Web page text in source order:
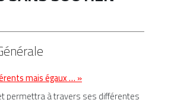
2019-2022
PHASE 2022-2025
mais égaux … »
permettra à travers ses différentes